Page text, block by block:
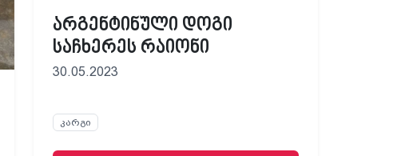
არგენტინული დოგი
საჩხერეს რაიონი
30.05.2023
კარგი